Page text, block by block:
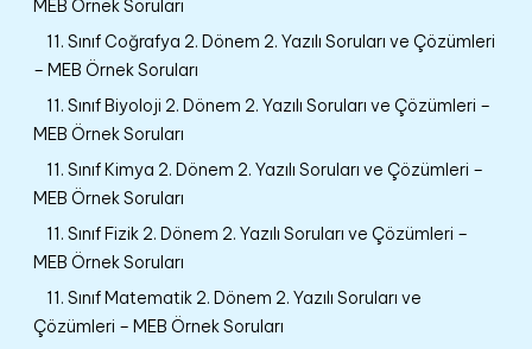
MEB Örnek Soruları
11. Sınıf Coğrafya 2. Dönem 2. Yazılı Soruları ve Çözümleri
– MEB Örnek Soruları
11. Sınıf Biyoloji 2. Dönem 2. Yazılı Soruları ve Çözümleri –
MEB Örnek Soruları
11. Sınıf Kimya 2. Dönem 2. Yazılı Soruları ve Çözümleri –
MEB Örnek Soruları
11. Sınıf Fizik 2. Dönem 2. Yazılı Soruları ve Çözümleri –
MEB Örnek Soruları
11. Sınıf Matematik 2. Dönem 2. Yazılı Soruları ve
Çözümleri – MEB Örnek Soruları